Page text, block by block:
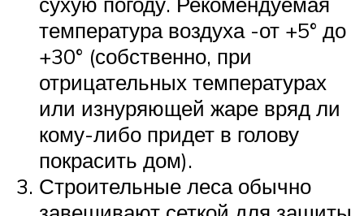
температура воздуха -от +5° до
+30° (собственно, при
отрицательных температурах
или изнуряющей жаре вряд ли
кому-либо придет в голову
покрасить дом).
Строительные леса обычно